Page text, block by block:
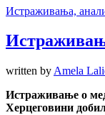
Истраживања,
written by Amela
Истраживање о
Херцеговини